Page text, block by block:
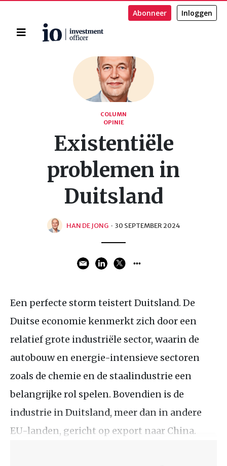
Home
Abonneer Inloggen
COLUMN
OPINIE
Existentiële
problemen in
Duitsland
HAN DE JONG · 30 SEPTEMBER 2024
Een perfecte storm teistert Duitsland. De
Duitse economie kenmerkt zich door een
relatief grote industriële sector, waarin de
autobouw en energie-intensieve sectoren
zoals de chemie en de staalindustrie een
belangrijke rol spelen. Bovendien is de
industrie in Duitsland, meer dan in andere
EU-landen, gericht op export naar China.